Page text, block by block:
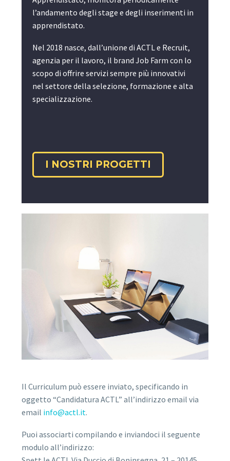
l’andamento degli stage e degli inserimenti in
apprendistato.
Nel 2018 nasce, dall’unione di ACTL e Recruit,
agenzia per il lavoro, il brand Job Farm con lo
scopo di offrire servizi sempre più innovativi
nel settore della selezione, formazione e alta
specializzazione.
I NOSTRI PROGETTI
Il Curriculum può essere inviato, specificando in
oggetto “Candidatura ACTL” all’indirizzo email via
email info@actl.it.
Puoi associarti compilando e inviandoci il seguente
modulo all’indirizzo: